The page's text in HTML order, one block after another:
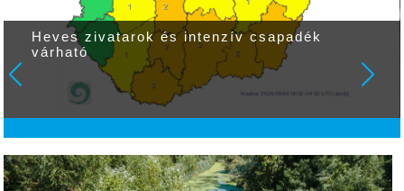
Heves zivatarok és intenzív csapadék
várható